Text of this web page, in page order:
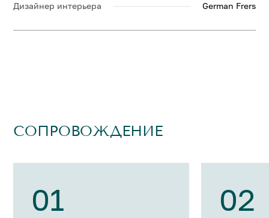
Дизайнер интерьера German Frers
СОПРОВОЖДЕНИЕ
01 02